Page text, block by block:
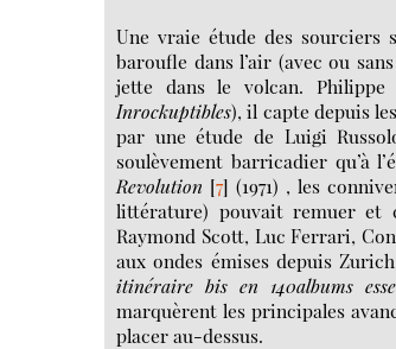
Une vraie étude des sourciers
baroufle dans l’air (avec ou
jette dans le volcan.
Inrockuptibles), il capte depuis
par une étude de Luigi
soulèvement barricadier qu’à
Revolution [7] (1971) , les
littérature) pouvait remuer et
Raymond Scott, Luc Ferrari,
aux ondes émises depuis
itinéraire bis en 140albums
marquèrent les principales
placer au-dessus.